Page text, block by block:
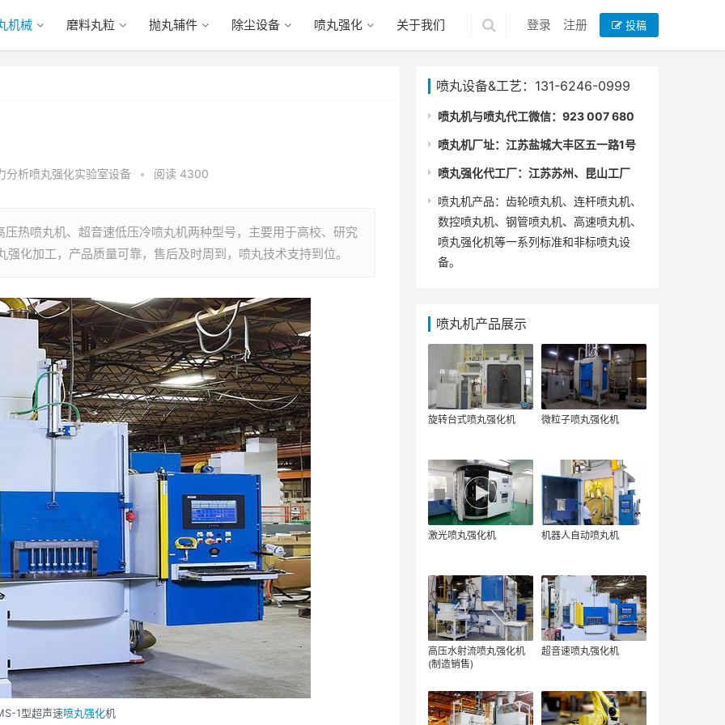
机械 磨料丸粒 抛丸辅件 除尘设备 喷丸强化 关于我们 登录 注册 投稿
分析喷丸强化实验室设备 • 阅读 4300
热喷丸机、超音速低压冷喷丸机两种型号，主要用于高校、研究
化加工，产品质量可靠，售后及时周到，喷丸技术支持到位。
1型超声速喷丸强化机
喷丸设备&工艺：131-6246-0999
喷丸机与喷丸代工微信：923 007 680
喷丸机厂址：江苏盐城大丰区五一路1号
喷丸强化代工厂：江苏苏州、昆山工厂
喷丸机产品：齿轮喷丸机、连杆喷丸机、
数控喷丸机、钢管喷丸机、高速喷丸机、
喷丸强化机等一系列标准和非标喷丸设
备。
喷丸机产品展示
旋转台式喷丸强化机 微粒子喷丸强化机
激光喷丸强化机 机器人自动喷丸机
高压水射流喷丸强化机
(制造销售)
超音速喷丸强化机